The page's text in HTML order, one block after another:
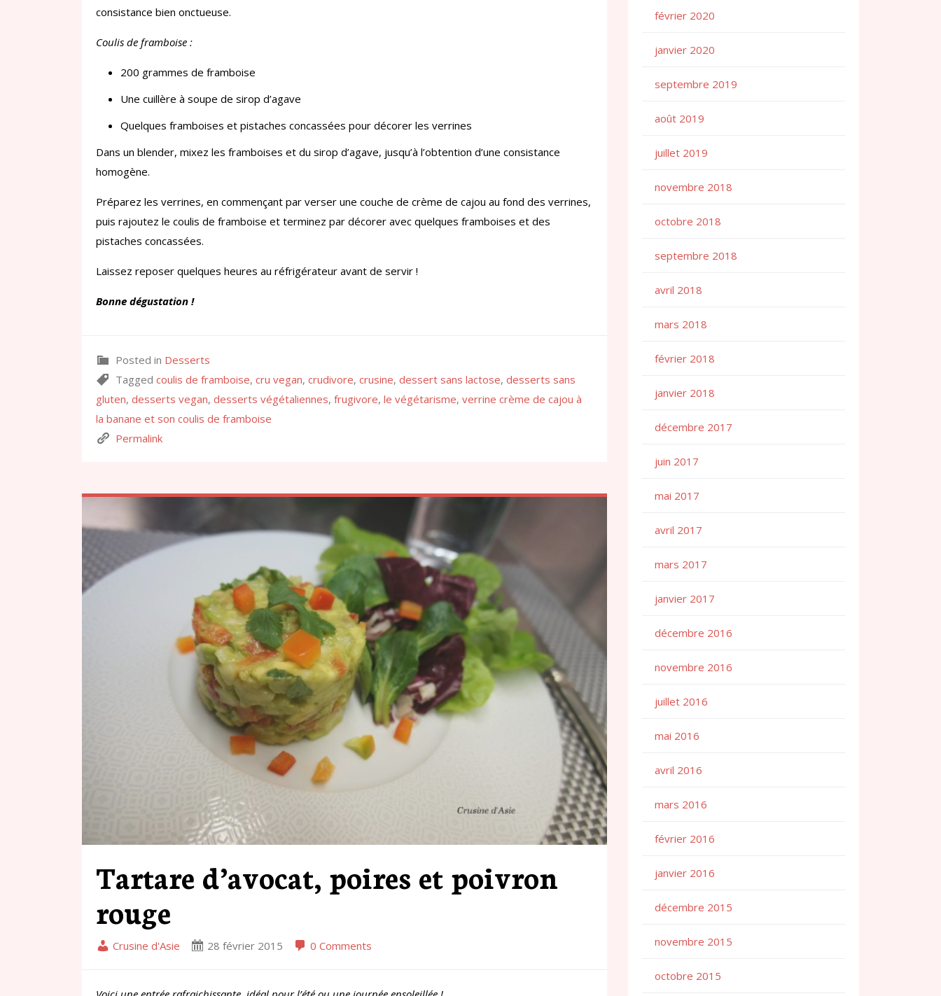
consistance bien onctueuse.
Coulis de framboise :
200 grammes de framboise
Une cuillère à soupe de sirop d’agave
Quelques framboises et pistaches concassées pour décorer les verrines
Dans un blender, mixez les framboises et du sirop d’agave, jusqu’à l’obtention d’une consistance
homogène.
Préparez les verrines, en commençant par verser une couche de crème de cajou au fond des verrines,
puis rajoutez le coulis de framboise et terminez par décorer avec quelques framboises et des
pistaches concassées.
Laissez reposer quelques heures au réfrigérateur avant de servir !
Bonne dégustation !
Posted in Desserts
Tagged coulis de framboise, cru vegan, crudivore, crusine, dessert sans lactose, desserts sans
gluten, desserts vegan, desserts végétaliennes, frugivore, le végétarisme, verrine crème de cajou à
la banane et son coulis de framboise
Permalink
Tartare d’avocat, poires et poivron
rouge
Crusine d'Asie 28 février 2015 0 Comments
février 2020
janvier 2020
septembre 2019
août 2019
juillet 2019
novembre 2018
octobre 2018
septembre 2018
avril 2018
mars 2018
février 2018
janvier 2018
décembre 2017
juin 2017
mai 2017
avril 2017
mars 2017
janvier 2017
décembre 2016
novembre 2016
juillet 2016
mai 2016
avril 2016
mars 2016
février 2016
janvier 2016
décembre 2015
novembre 2015
octobre 2015